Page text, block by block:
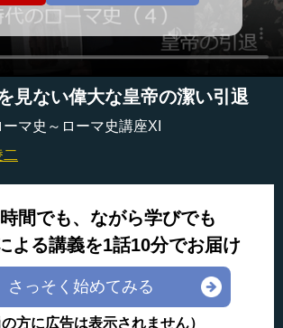
見ない偉大な皇帝の潔い引退
マ史～ローマ史講座XI
間でも、ながら学びでも
よる講義を1話10分でお届け
さっそく始めてみる
の方に広告は表示されません）